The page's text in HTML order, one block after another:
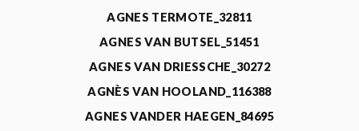
AGNES TERMOTE_32811
AGNES VAN BUTSEL_51451
AGNES VAN DRIESSCHE_30272
AGNÈS VAN HOOLAND_116388
AGNES VANDER HAEGEN_84695